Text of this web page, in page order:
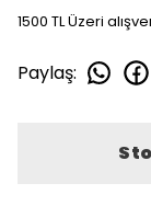
1500 TL Üzeri
Paylaş: